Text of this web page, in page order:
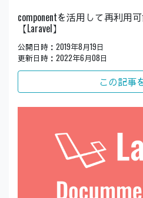
componentを活用して再利用
【Laravel】
公開日時：2019年8月19日
更新日時：2022年6月08日
この記事